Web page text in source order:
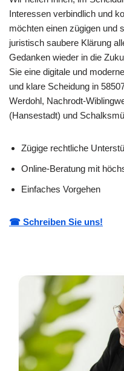
Interessen verbindlich und
möchten einen zügigen und
juristisch saubere Klärung
Gedanken wieder in die
Sie eine digitale und
und klare Scheidung in
Werdohl, Nachrodt-
(Hansestadt) und
Zügige rechtliche
Online-Beratung mit
Einfaches Vorgehen
☎ Schreiben Sie uns!